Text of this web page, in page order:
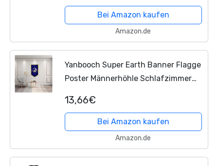
Bei Amazon kaufen
Amazon.de
Yanbooch Super Earth Banner Flagge
Poster Männerhöhle Schlafzimmer
cm Blau (B)
13,66€
Bei Amazon kaufen
Amazon.de